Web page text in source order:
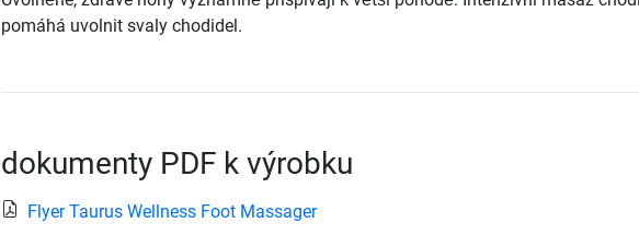
pomáhá uvolnit svaly chodidel.
dokumenty PDF k výrobku
Flyer Taurus Wellness Foot Massager